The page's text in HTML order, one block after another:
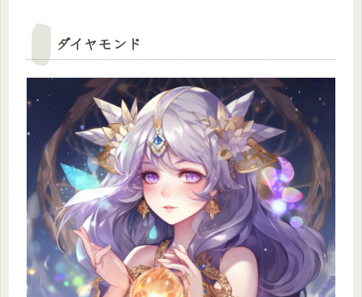
ダイヤモンド